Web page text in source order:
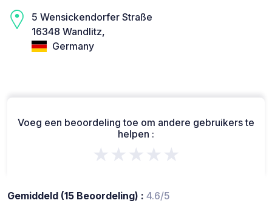
5 Wensickendorfer Straße
16348 Wandlitz,
Germany
Voeg een beoordeling toe om andere gebruikers te
helpen :
★★★★★
Gemiddeld (15 Beoordeling) : 4.6/5